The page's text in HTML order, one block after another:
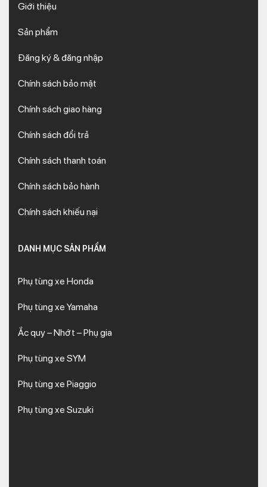
Giới thiệu
Sản phẩm
Đăng ký & đăng nhập
Chính sách bảo mật
Chính sách giao hàng
Chính sách đổi trả
Chính sách thanh toán
Chính sách bảo hành
Chính sách khiếu nại
DANH MỤC SẢN PHẨM
Phụ tùng xe Honda
Phụ tùng xe Yamaha
Ắc quy – Nhớt – Phụ gia
Phụ tùng xe SYM
Phụ tùng xe Piaggio
Phụ tùng xe Suzuki